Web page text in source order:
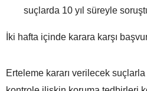
suçlarda 10 yıl süreyle
İki hafta içinde karara karşı
Erteleme kararı verilecek